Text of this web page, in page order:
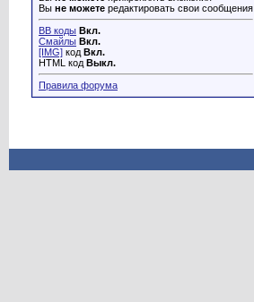
Вы не можете редактировать свои сообщения
BB коды Вкл.
Смайлы Вкл.
[IMG] код Вкл.
HTML код Выкл.
Правила форума